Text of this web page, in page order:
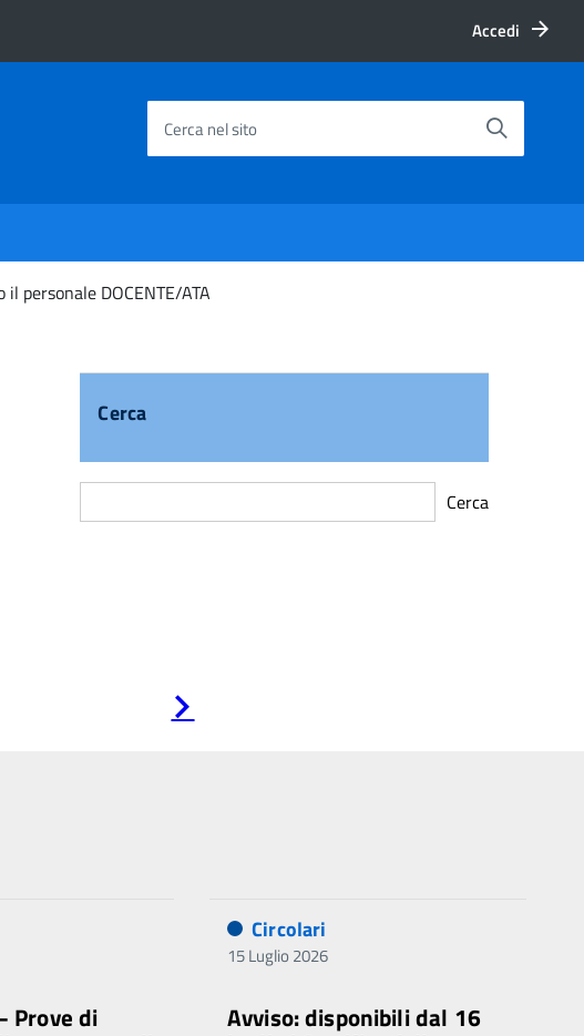
Accedi
Cerca nel sito
personale DOCENTE/ATA
Cerca
Cerca
successiva
Prove di
Circolari
15 Luglio 2026
Avviso: disponibili dal 16